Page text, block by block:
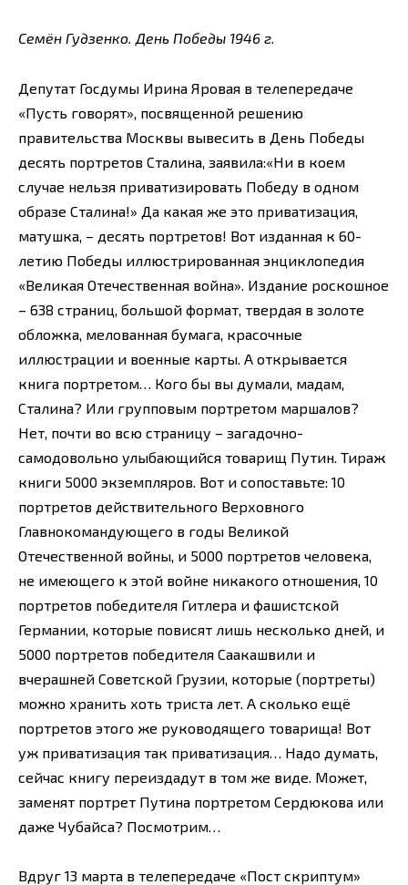
Семён Гудзенко. День Победы 1946 г.
Депутат Госдумы Ирина Яровая в телепередаче
«Пусть говорят», посвященной решению
правительства Москвы вывесить в День Победы
десять портретов Сталина, заявила:«Ни в коем
случае нельзя приватизировать Победу в одном
образе Сталина!» Да какая же это приватизация,
матушка, – десять портретов! Вот изданная к 60-
летию Победы иллюстрированная энциклопедия
«Великая Отечественная война». Издание роскошное
– 638 страниц, большой формат, твердая в золоте
обложка, мелованная бумага, красочные
иллюстрации и военные карты. А открывается
книга портретом… Кого бы вы думали, мадам,
Сталина? Или групповым портретом маршалов?
Нет, почти во всю страницу – загадочно-
самодовольно улыбающийся товарищ Путин. Тираж
книги 5000 экземпляров. Вот и сопоставьте: 10
портретов действительного Верховного
Главнокомандующего в годы Великой
Отечественной войны, и 5000 портретов человека,
не имеющего к этой войне никакого отношения, 10
портретов победителя Гитлера и фашистской
Германии, которые повисят лишь несколько дней, и
5000 портретов победителя Саакашвили и
вчерашней Советской Грузии, которые (портреты)
можно хранить хоть триста лет. А сколько ещё
портретов этого же руководящего товарища! Вот
уж приватизация так приватизация… Надо думать,
сейчас книгу переиздадут в том же виде. Может,
заменят портрет Путина портретом Сердюкова или
даже Чубайса? Посмотрим…
Вдруг 13 марта в телепередаче «Пост скриптум»